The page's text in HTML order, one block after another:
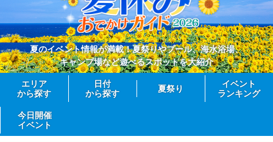
夏のイベント情報が満載！夏祭りやプール、海水浴場、
キャンプ場など遊べるスポットを大紹介
エリア
から探す
日付
から探す
夏祭り
イベント
ランキング
今日開催
イベント